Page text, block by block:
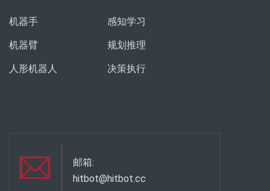
机器手
机器臂
人形机器人
感知学习
规划推理
决策执行
邮箱:
hitbot@hitbot.cc